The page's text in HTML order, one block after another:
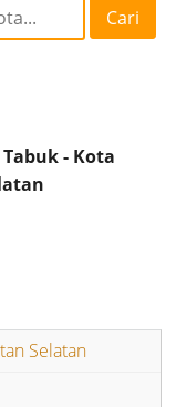
Cari
- Kota
Selatan